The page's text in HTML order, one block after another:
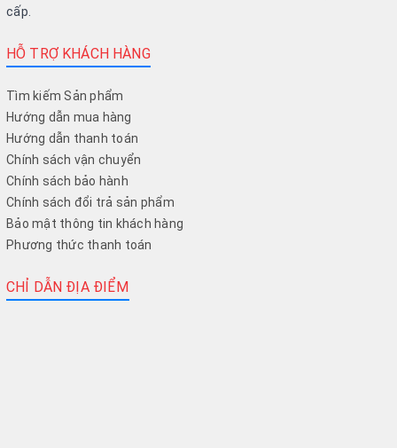
cấp.
HỖ TRỢ KHÁCH HÀNG
Tìm kiếm Sản phẩm
Hướng dẫn mua hàng
Hướng dẫn thanh toán
Chính sách vận chuyển
Chính sách bảo hành
Chính sách đổi trả sản phẩm
Bảo mật thông tin khách hàng
Phương thức thanh toán
CHỈ DẪN ĐỊA ĐIỂM